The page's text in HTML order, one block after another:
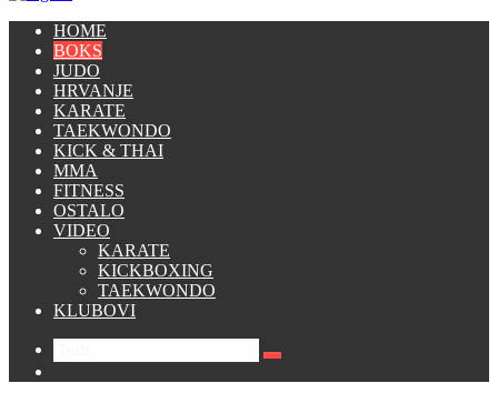
HOME
BOKS
JUDO
HRVANJE
KARATE
TAEKWONDO
KICK & THAI
MMA
FITNESS
OSTALO
VIDEO
KARATE
KICKBOXING
TAEKWONDO
KLUBOVI
Traži